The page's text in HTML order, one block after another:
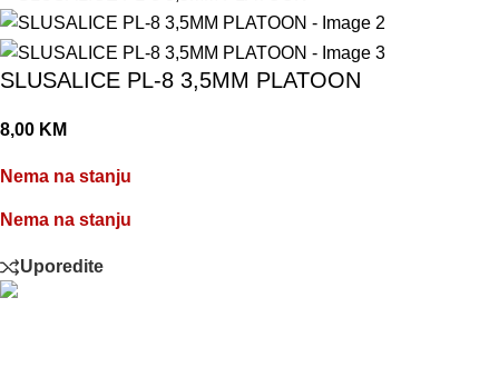
SLUSALICE PL-8 3,5MM PLATOON
8,00 KM
Nema na stanju
Nema na stanju
Uporedite